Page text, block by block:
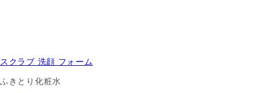
スクラブ 洗顔 フォーム
ふきとり化粧水